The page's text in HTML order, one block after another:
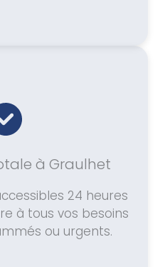
à Graulhet
24 heures
à tous vos besoins
ou urgents.